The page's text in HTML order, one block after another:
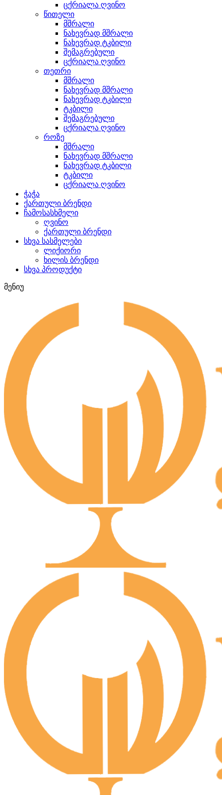
ცქრიალა ღვინო
წითელი
მშრალი
ნახევრად მშრალი
ნახევრად ტკბილი
შემაგრებული
ცქრიალა ღვინო
თეთრი
მშრალი
ნახევრად მშრალი
ნახევრად ტკბილი
ტკბილი
შემაგრებული
ცქრიალა ღვინო
როზე
მშრალი
ნახევრად მშრალი
ნახევრად ტკბილი
ტკბილი
ცქრიალა ღვინო
ჭაჭა
ქართული ბრენდი
ჩამოსასხმელი
ღვინო
ქართული ბრენდი
სხვა სასმელები
ლიქიორი
ხილის ბრენდი
სხვა პროდუქტი
მენიუ